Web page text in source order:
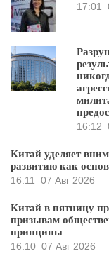
17:01
16:12
Китай уделяет
развитию как
16:11
07 Авг 2026
Китай в пятницу
призывам
принципы
16:10 07 Авг 2026